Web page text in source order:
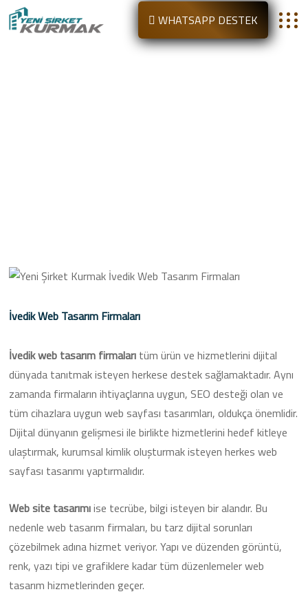
WHATSAPP DESTEK
İvedik Web Tasarım Firmaları
İvedik web tasarım firmaları tüm ürün ve hizmetlerini dijital
dünyada tanıtmak isteyen herkese destek sağlamaktadır. Aynı
zamanda firmaların ihtiyaçlarına uygun, SEO desteği olan ve
tüm cihazlara uygun web sayfası tasarımları, oldukça önemlidir.
Dijital dünyanın gelişmesi ile birlikte hizmetlerini hedef kitleye
ulaştırmak, kurumsal kimlik oluşturmak isteyen herkes web
sayfası tasarımı yaptırmalıdır.
Web site tasarımıise tecrübe, bilgi isteyen bir alandır. Bu
nedenle web tasarım firmaları, bu tarz dijital sorunları
çözebilmek adına hizmet veriyor. Yapı ve düzenden görüntü,
renk, yazı tipi ve grafiklere kadar tüm düzenlemeler web
tasarım hizmetlerinden geçer.